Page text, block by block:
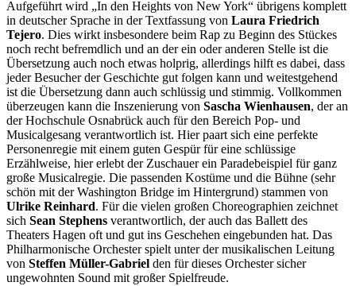
Aufgeführt wird „In den Heights von New York“ übrigens komplett
in deutscher Sprache in der Textfassung von Laura Friedrich
Tejero. Dies wirkt insbesondere beim Rap zu Beginn des Stückes
noch recht befremdlich und an der ein oder anderen Stelle ist die
Übersetzung auch noch etwas holprig, allerdings hilft es dabei, dass
jeder Besucher der Geschichte gut folgen kann und weitestgehend
ist die Übersetzung dann auch schlüssig und stimmig. Vollkommen
überzeugen kann die Inszenierung von Sascha Wienhausen, der an
der Hochschule Osnabrück auch für den Bereich Pop- und
Musicalgesang verantwortlich ist. Hier paart sich eine perfekte
Personenregie mit einem guten Gespür für eine schlüssige
Erzählweise, hier erlebt der Zuschauer ein Paradebeispiel für ganz
große Musicalregie. Die passenden Kostüme und die Bühne (sehr
schön mit der Washington Bridge im Hintergrund) stammen von
Ulrike Reinhard. Für die vielen großen Choreographien zeichnet
sich Sean Stephens verantwortlich, der auch das Ballett des
Theaters Hagen oft und gut ins Geschehen eingebunden hat. Das
Philharmonische Orchester spielt unter der musikalischen Leitung
von Steffen Müller-Gabriel den für dieses Orchester sicher
ungewohnten Sound mit großer Spielfreude.